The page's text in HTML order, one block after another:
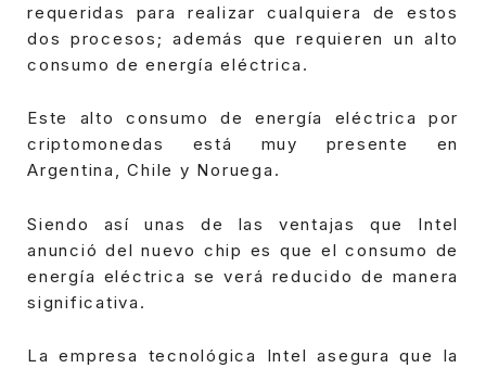
requeridas para realizar cualquiera de estos
dos procesos; además que requieren un alto
consumo de energía eléctrica.
Este alto consumo de energía eléctrica por
criptomonedas está muy presente en
Argentina, Chile y Noruega.
Siendo así unas de las ventajas que Intel
anunció del nuevo chip es que el consumo de
energía eléctrica se verá reducido de manera
significativa.
La empresa tecnológica Intel asegura que la